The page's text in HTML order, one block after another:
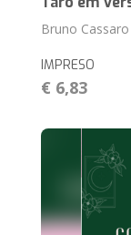
Bruno Cassaro
IMPRESO
€ 6,83